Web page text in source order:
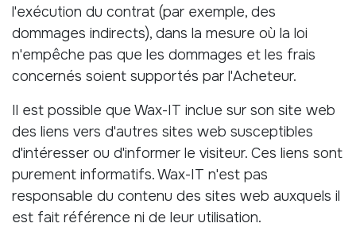
l'exécution du contrat (par exemple, des
dommages indirects), dans la mesure où la loi
n'empêche pas que les dommages et les frais
concernés soient supportés par l'Acheteur.
Il est possible que Wax-IT inclue sur son site web
des liens vers d'autres sites web susceptibles
d'intéresser ou d'informer le visiteur. Ces liens sont
purement informatifs. Wax-IT n'est pas
responsable du contenu des sites web auxquels il
est fait référence ni de leur utilisation.